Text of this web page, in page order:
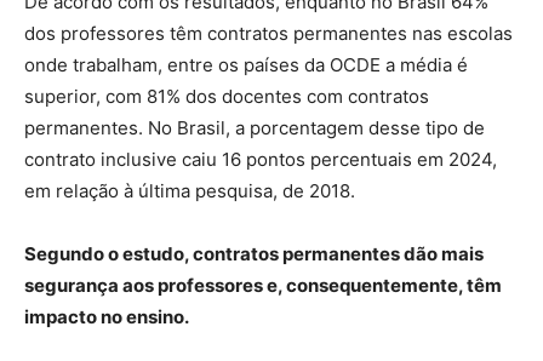
dos professores têm contratos permanentes nas escolas
onde trabalham, entre os países da OCDE a média é
superior, com 81% dos docentes com contratos
permanentes. No Brasil, a porcentagem desse tipo de
contrato inclusive caiu 16 pontos percentuais em 2024,
em relação à última pesquisa, de 2018.
Segundo o estudo, contratos permanentes dão mais
segurança aos professores e, consequentemente, têm
impacto no ensino.